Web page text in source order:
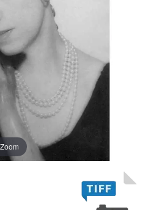
Zoom